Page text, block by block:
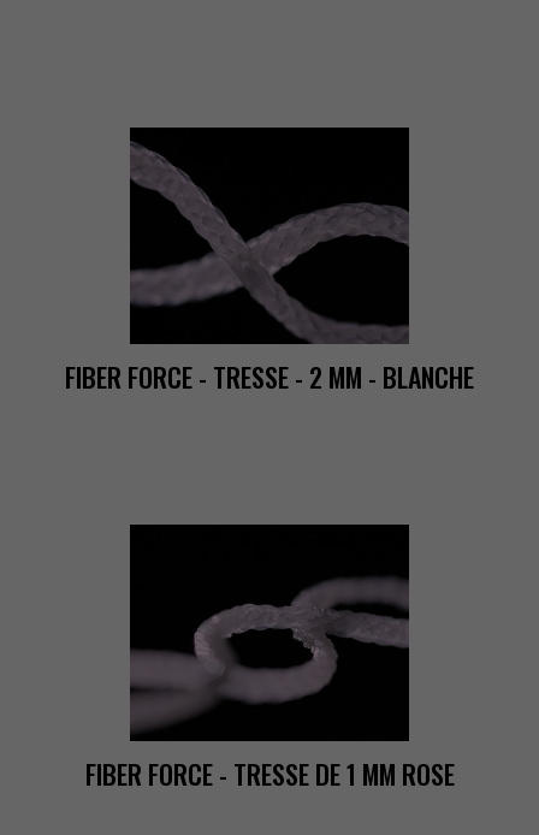
FIBERFORCE-TRESSE-2MM-BLANCHE
FIBERFORCE-TRESSEDE1MMROSE